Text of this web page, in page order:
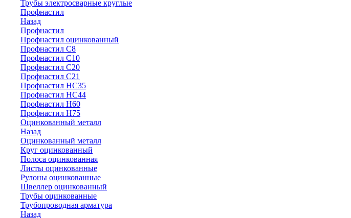
Трубы электросварные круглые
Профнастил
Назад
Профнастил
Профнастил оцинкованный
Профнастил С8
Профнастил С10
Профнастил С20
Профнастил С21
Профнастил НС35
Профнастил НС44
Профнастил Н60
Профнастил Н75
Оцинкованный металл
Назад
Оцинкованный металл
Круг оцинкованный
Полоса оцинкованная
Листы оцинкованные
Рулоны оцинкованные
Швеллер оцинкованный
Трубы оцинкованные
Трубопроводная арматура
Назад